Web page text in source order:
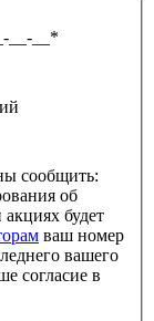
__ ) ___-__-__ *
сообщить:
об
будет
вашего
ваше согласие в